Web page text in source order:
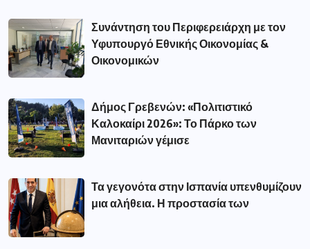
Συνάντηση του Περιφερειάρχη με τον
Υφυπουργό Εθνικής Οικονομίας &
Οικονομικών
Δήμος Γρεβενών: «Πολιτιστικό
Καλοκαίρι 2026»: Το Πάρκο των
Μανιταριών γέμισε
Τα γεγονότα στην Ισπανία υπενθυμίζουν
μια αλήθεια. Η προστασία των